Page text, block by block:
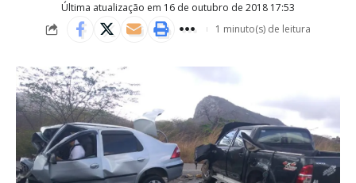
Última atualização em 16 de outubro de 2018 17:53
1 minuto(s) de leitura